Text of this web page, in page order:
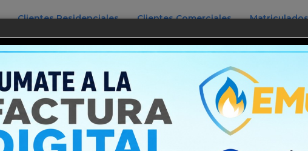
Clientes Residenciales Clientes Comerciales Matriculados